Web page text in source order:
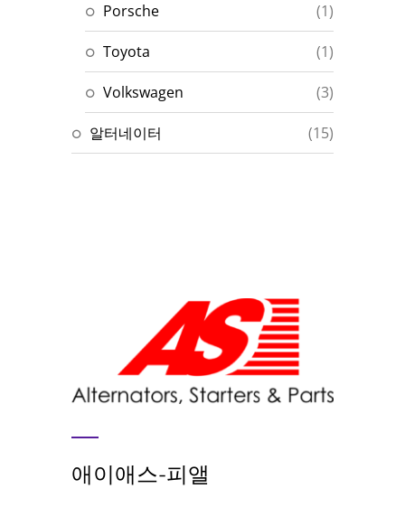
Porsche (1)
Toyota (1)
Volkswagen (3)
알터네이터 (15)
애이애스-피앨